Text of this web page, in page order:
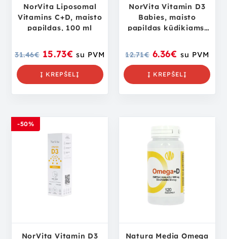
NorVita Liposomal
Vitamins C+D, maisto
papildas, 100 ml
31.46€ 15.73€ su PVM
Į KREPŠELĮ
NorVita Vitamin D3
Babies, maisto
papildas kūdikiams,
12.71€ 6.36€ su PVM
Į KREPŠELĮ
-50%
NorVita Vitamin D3
Natura Media Omega